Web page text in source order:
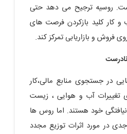
روسیه ترجیح می دهد حتی
کار کلید بازکردن فرصت های
فروش و بازاریابی تمرکز کند.
در جستجوی منابع مالی،کار
تغییرات آب و هوایی ، زیست
خود هستند. اما روس ها
در مورد اثرات توزیع مجدد